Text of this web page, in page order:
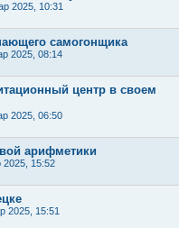
2025, 10:31
самогонщика
2025, 08:14
центр в своем
2025, 06:50
арифметики
2025, 15:52
2025, 15:51